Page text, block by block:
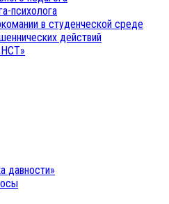
психолога
в студенческой среде
действий
давности»